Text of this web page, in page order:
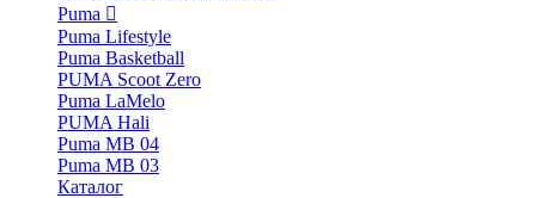
Puma
Puma Lifestyle
Puma Basketball
PUMA Scoot Zero
Puma LaMelo
PUMA Hali
Puma MB 04
Puma MB 03
Каталог